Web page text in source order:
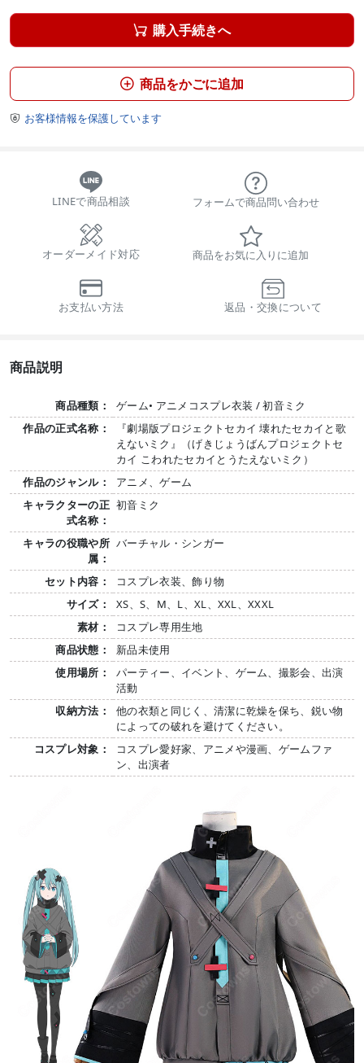
 購入手続きへ
 商品をかごに追加
 お客様情報を保護しています
LINEで商品相談 フォームで商品問い合わせ
オーダーメイド対応 商品をお気に入りに追加
お支払い方法 返品・交換について
商品説明
商品種類：
ゲーム• アニメコスプレ衣装 / 初音ミク
作品の正式名称：
『劇場版プロジェクトセカイ 壊れたセカイと歌
えないミク』（げきじょうばんプロジェクトセ
カイ こわれたセカイとうたえないミク）
作品のジャンル：
アニメ、ゲーム
キャラクターの正
式名称：
初音ミク
キャラの役職や所
属：
バーチャル・シンガー
セット内容：
コスプレ衣装、飾り物
サイズ：
XS、S、M、L、XL、XXL、XXXL
素材：
コスプレ専用生地
商品状態：
新品未使用
使用場所：
パーティー、イベント、ゲーム、撮影会、出演
活動
収納方法：
他の衣類と同じく、清潔に乾燥を保ち、鋭い物
によっての破れを避けてください。
コスプレ対象：
コスプレ愛好家、アニメや漫画、ゲームファ
ン、出演者